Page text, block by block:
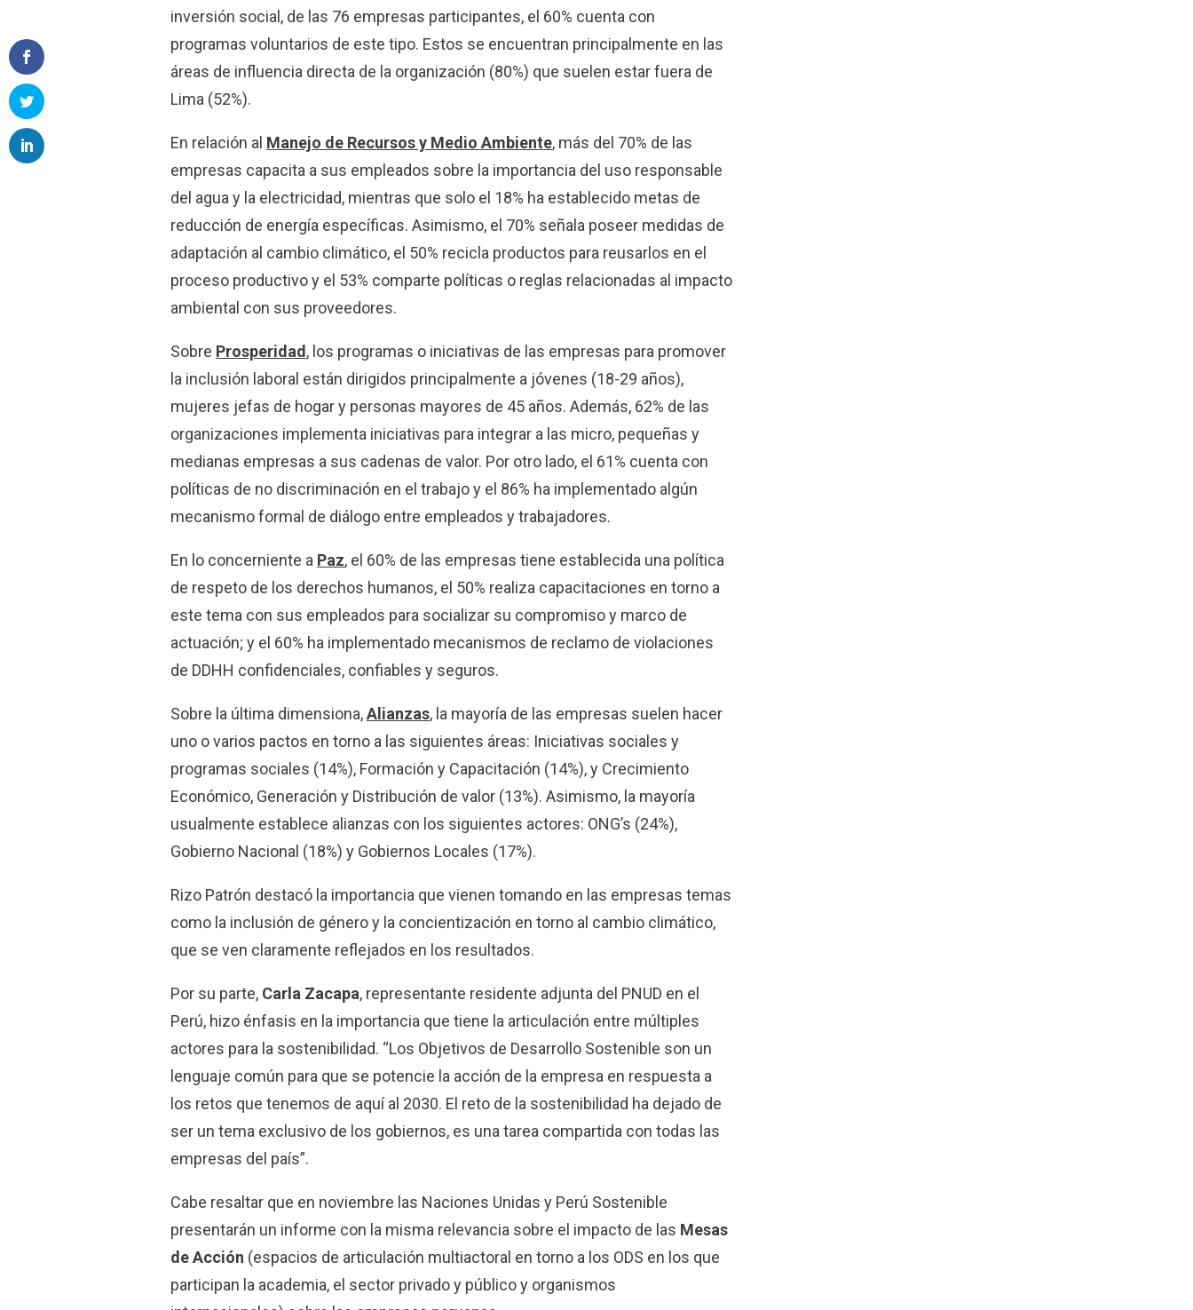
inversión social, de las 76 empresas participantes, el 60% cuenta con
programas voluntarios de este tipo. Estos se encuentran principalmente en las
áreas de influencia directa de la organización (80%) que suelen estar fuera de
Lima (52%).
En relación al Manejo de Recursos y Medio Ambiente, más del 70% de las
empresas capacita a sus empleados sobre la importancia del uso responsable
del agua y la electricidad, mientras que solo el 18% ha establecido metas de
reducción de energía específicas. Asimismo, el 70% señala poseer medidas de
adaptación al cambio climático, el 50% recicla productos para reusarlos en el
proceso productivo y el 53% comparte políticas o reglas relacionadas al impacto
ambiental con sus proveedores.
Sobre Prosperidad, los programas o iniciativas de las empresas para promover
la inclusión laboral están dirigidos principalmente a jóvenes (18-29 años),
mujeres jefas de hogar y personas mayores de 45 años. Además, 62% de las
organizaciones implementa iniciativas para integrar a las micro, pequeñas y
medianas empresas a sus cadenas de valor. Por otro lado, el 61% cuenta con
políticas de no discriminación en el trabajo y el 86% ha implementado algún
mecanismo formal de diálogo entre empleados y trabajadores.
En lo concerniente a Paz, el 60% de las empresas tiene establecida una política
de respeto de los derechos humanos, el 50% realiza capacitaciones en torno a
este tema con sus empleados para socializar su compromiso y marco de
actuación; y el 60% ha implementado mecanismos de reclamo de violaciones
de DDHH confidenciales, confiables y seguros.
Sobre la última dimensiona,Alianzas, la mayoría de las empresas suelen hacer
uno o varios pactos en torno a las siguientes áreas: Iniciativas sociales y
programas sociales (14%), Formación y Capacitación (14%), y Crecimiento
Económico, Generación y Distribución de valor (13%). Asimismo, la mayoría
usualmente establece alianzas con los siguientes actores: ONG’s (24%),
Gobierno Nacional (18%) y Gobiernos Locales (17%).
Rizo Patrón destacó la importancia que vienen tomando en las empresas temas
como la inclusión de género y la concientización en torno al cambio climático,
que se ven claramente reflejados en los resultados.
Por su parte, Carla Zacapa, representante residente adjunta del PNUD en el
Perú, hizo énfasis en la importancia que tiene la articulación entre múltiples
actores para la sostenibilidad. “Los Objetivos de Desarrollo Sostenible son un
lenguaje común para que se potencie la acción de la empresa en respuesta a
los retos que tenemos de aquí al 2030. El reto de la sostenibilidad ha dejado de
ser un tema exclusivo de los gobiernos, es una tarea compartida con todas las
empresas del país”.
Cabe resaltar que en noviembre las Naciones Unidas y Perú Sostenible
presentarán un informe con la misma relevancia sobre el impacto de las Mesas
de Acción (espacios de articulación multiactoral en torno a los ODS en los que
participan la academia, el sector privado y público y organismos